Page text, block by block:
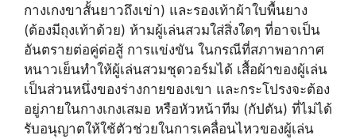
กางเกงขาสั้นยาวถึงเข่า) และรองเท้าผ้าใบพื้นยาง
(ต้องมีถุงเท้าด้วย) ห้ามผู้เล่นสวมใส่สิ่งใดๆ ที่อาจเป็น
อันตรายต่อคู่ต่อสู้ การแข่งขัน ในกรณีที่สภาพอากาศ
หนาวเย็นทำให้ผู้เล่นสวมชุดวอร์มได้ เสื้อผ้าของผู้เล่น
เป็นส่วนหนึ่งของร่างกายของเขา และกระโปรงจะต้อง
อยู่ภายในกางเกงเสมอ หรือหัวหน้าทีม (กัปตัน) ที่ไม่ได้
รับอนุญาตให้ใช้ตัวช่วยในการเคลื่อนไหวของผู้เล่น